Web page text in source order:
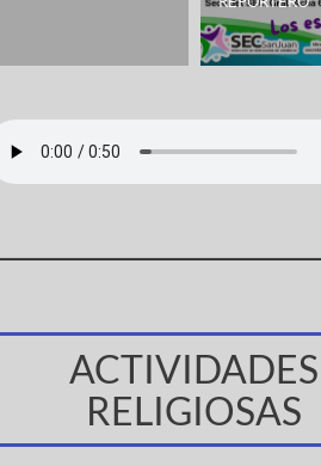
ACTIVIDADES
RELIGIOSAS